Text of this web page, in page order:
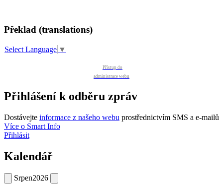
Překlad (translations)
Select Language ▼
Přístup do
administrace webu
Přihlášení k odběru zpráv
Dostávejte informace z našeho webu prostřednictvím SMS a e-mailů
Více o Smart Info
Přihlásit
Kalendář
Srpen2026